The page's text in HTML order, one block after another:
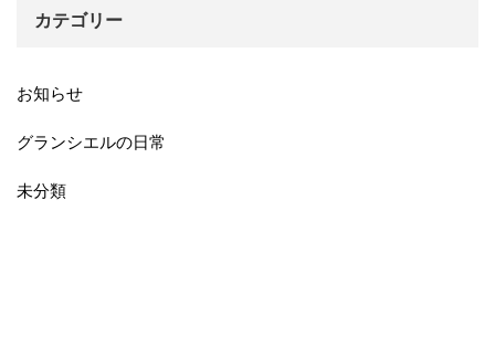
カテゴリー
お知らせ
グランシエルの日常
未分類